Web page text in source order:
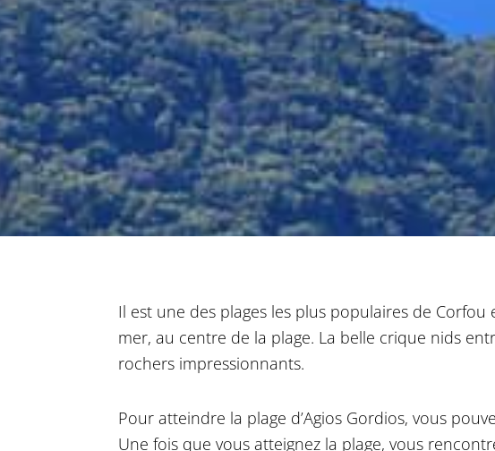
Il est une des plages les plus populaires de Corfou
mer, au centre de la plage. La belle crique nids
rochers impressionnants.
Pour atteindre la plage d’Agios Gordios, vous
Une fois que vous atteignez la plage, vous